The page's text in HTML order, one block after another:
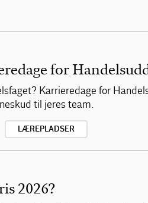
for
Karrieredage for
til jeres team.
LÆREPLADSER
2026?